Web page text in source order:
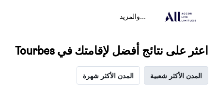
...والمزيد
اعثر على نتائج أفضل لإقامتك في Tourbes
المدن الأكثر شعبية المدن الأكثر شهرة